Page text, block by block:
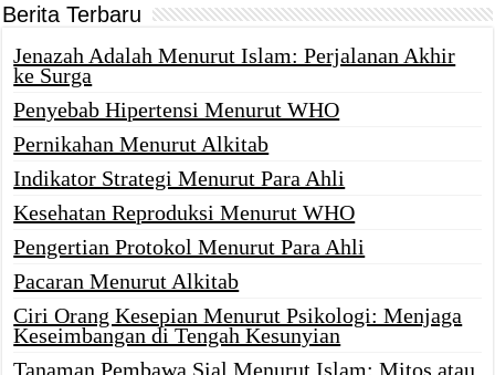
Berita Terbaru
Jenazah Adalah Menurut Islam: Perjalanan Akhir
ke Surga
Penyebab Hipertensi Menurut WHO
Pernikahan Menurut Alkitab
Indikator Strategi Menurut Para Ahli
Kesehatan Reproduksi Menurut WHO
Pengertian Protokol Menurut Para Ahli
Pacaran Menurut Alkitab
Ciri Orang Kesepian Menurut Psikologi: Menjaga
Keseimbangan di Tengah Kesunyian
Tanaman Pembawa Sial Menurut Islam: Mitos atau